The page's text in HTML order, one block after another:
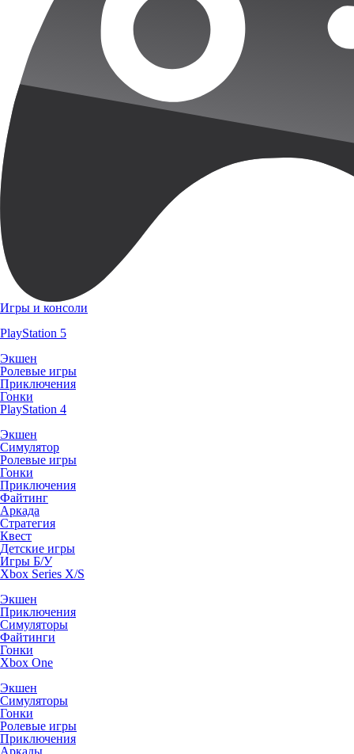
Игры и консоли
PlayStation 5
Экшен
Ролевые игры
Приключения
Гонки
PlayStation 4
Экшен
Симулятор
Ролевые игры
Гонки
Приключения
Файтинг
Аркада
Стратегия
Квест
Детские игры
Игры Б/У
Xbox Series X/S
Экшен
Приключения
Симуляторы
Файтинги
Гонки
Xbox One
Экшен
Симуляторы
Гонки
Ролевые игры
Приключения
Аркады